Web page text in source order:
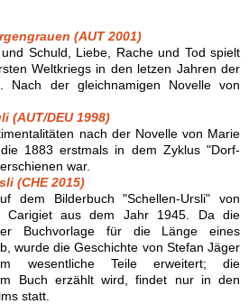
(AUT 2001)
Schuld, Liebe, Rache und Tod spielt
Weltkriegs in den letzen Jahren der
Nach der gleichnamigen Novelle von
(AUT/DEU 1998)
nach der Novelle von Marie
1883 erstmals in dem Zyklus "Dorf-
war.
(CHE 2015)
dem Bilderbuch "Schellen-Ursli" von
Carigiet aus dem Jahr 1945. Da die
Buchvorlage für die Länge eines
wurde die Geschichte von Stefan Jäger
wesentliche Teile erweitert; die
Buch erzählt wird, findet nur in den
statt.